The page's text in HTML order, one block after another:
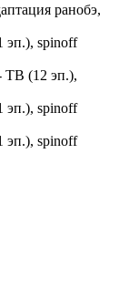
ранобэ,
эп.), spinoff
ТВ (12 эп.),
эп.), spinoff
эп.), spinoff